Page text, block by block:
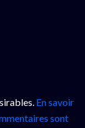
En savoir
sont